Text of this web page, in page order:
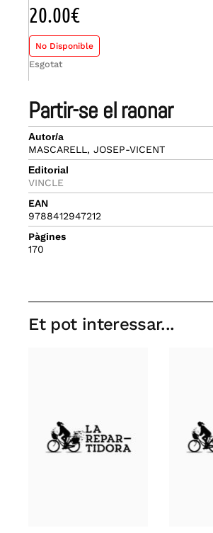
partir-se el raonar
Autor/a
MASCARELL, JOSEP-VICENT
Editorial
VINCLE
EAN
9788412947212
Pàgines
170
20.00€
No Disponible
Esgotat
Et pot interessar...